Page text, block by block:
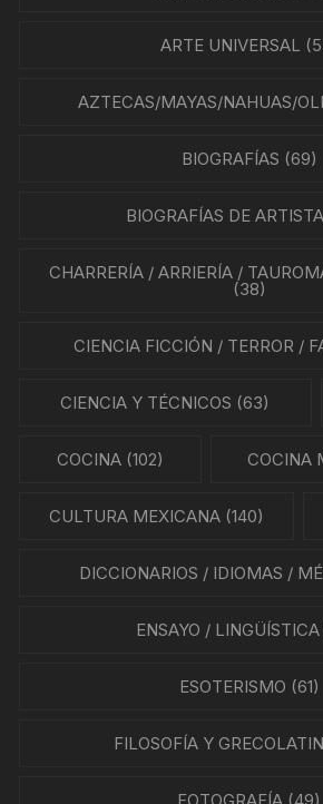
ARTE UNIVERSAL
AZTECAS/MAYAS/NAHUAS/
BIOGRAFÍAS (69)
BIOGRAFÍAS DE
CHARRERÍA / ARRIERÍA /
(38)
CIENCIA FICCIÓN / TERROR /
CIENCIA Y TÉCNICOS (63)
COCINA(102) COCINA
CULTURA MEXICANA(140)
DICCIONARIOS / IDIOMAS /
ENSAYO / LINGÜÍSTICA
ESOTERISMO (61)
FILOSOFÍA Y